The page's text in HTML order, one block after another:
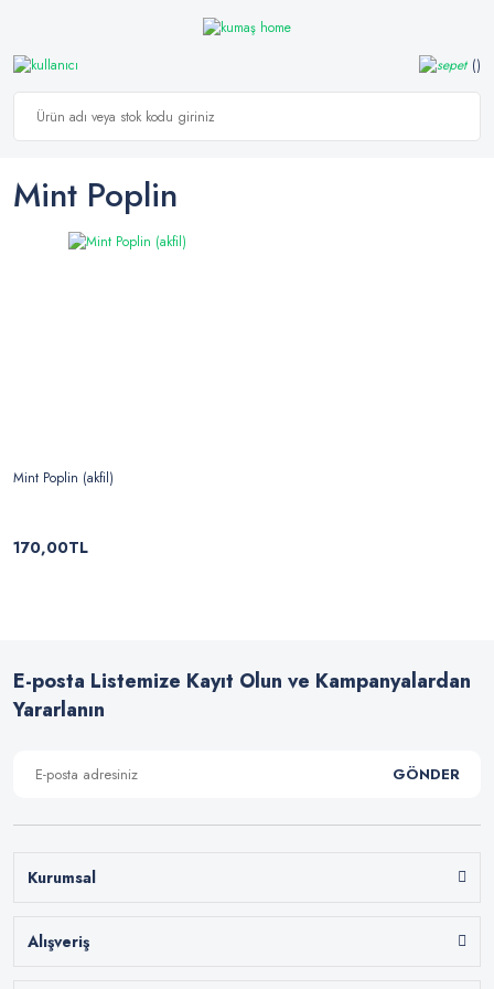
Mint Poplin
Mint Poplin (akfil)
170,00TL
E-posta Listemize Kayıt Olun ve Kampanyalardan
Yararlanın
GÖNDER
Kurumsal
Alışveriş